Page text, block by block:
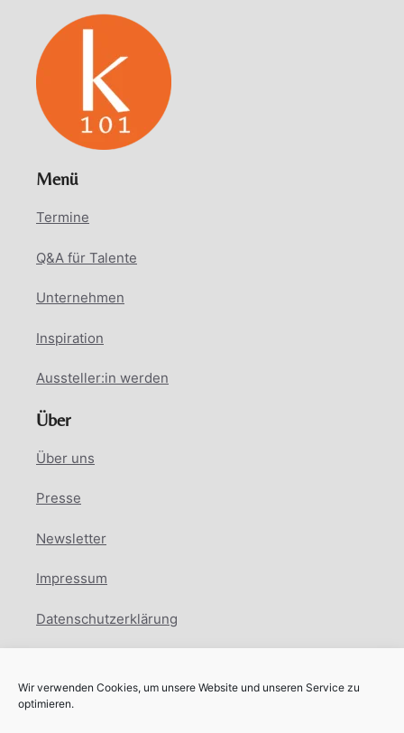
Wir verwenden Cookies, um unsere Website und unseren Service zu
optimieren.
Menü
Termine
Q&A für Talente
Unternehmen
Inspiration
Aussteller:in werden
Über
Über uns
Presse
Newsletter
Impressum
Datenschutzerklärung
Facebook
Instagram
LinkedIn